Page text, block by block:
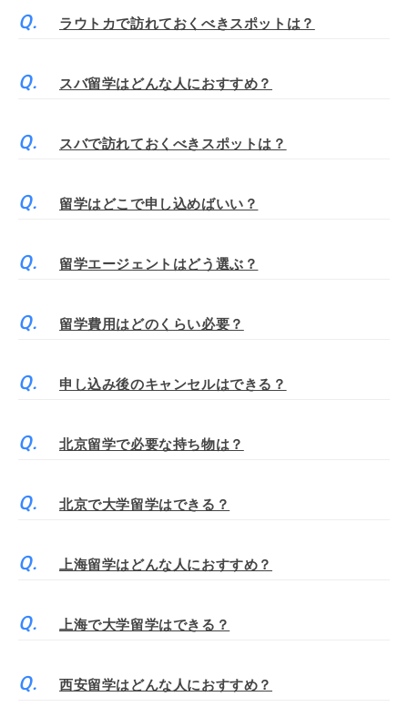
ラウトカで訪れておくべきスポットは？
スバ留学はどんな人におすすめ？
スバで訪れておくべきスポットは？
留学はどこで申し込めばいい？
留学エージェントはどう選ぶ？
留学費用はどのくらい必要？
申し込み後のキャンセルはできる？
北京留学で必要な持ち物は？
北京で大学留学はできる？
上海留学はどんな人におすすめ？
上海で大学留学はできる？
西安留学はどんな人におすすめ？